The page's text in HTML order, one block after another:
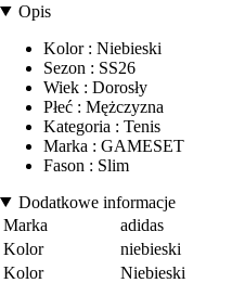
Opis
Kolor : Niebieski
Sezon : SS26
Wiek : Dorosły
Płeć : Mężczyzna
Kategoria : Tenis
Marka : GAMESET
Fason : Slim
Dodatkowe informacje
Marka
adidas
Kolor
niebieski
Kolor
Niebieski